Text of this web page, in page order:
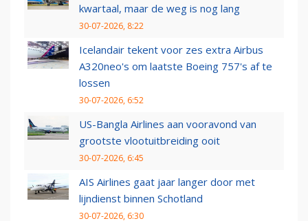
kwartaal, maar de weg is nog lang
30-07-2026, 8:22
Icelandair tekent voor zes extra Airbus
A320neo's om laatste Boeing 757's af te
lossen
30-07-2026, 6:52
US-Bangla Airlines aan vooravond van
grootste vlootuitbreiding ooit
30-07-2026, 6:45
AIS Airlines gaat jaar langer door met
lijndienst binnen Schotland
30-07-2026, 6:30